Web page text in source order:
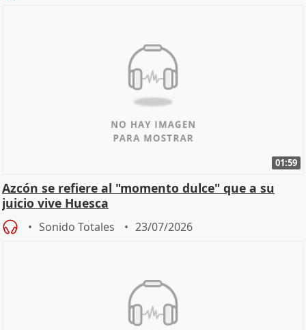
01:59
Azcón se refiere al "momento dulce" que a su
juicio vive Huesca
Sonido Totales 23/07/2026